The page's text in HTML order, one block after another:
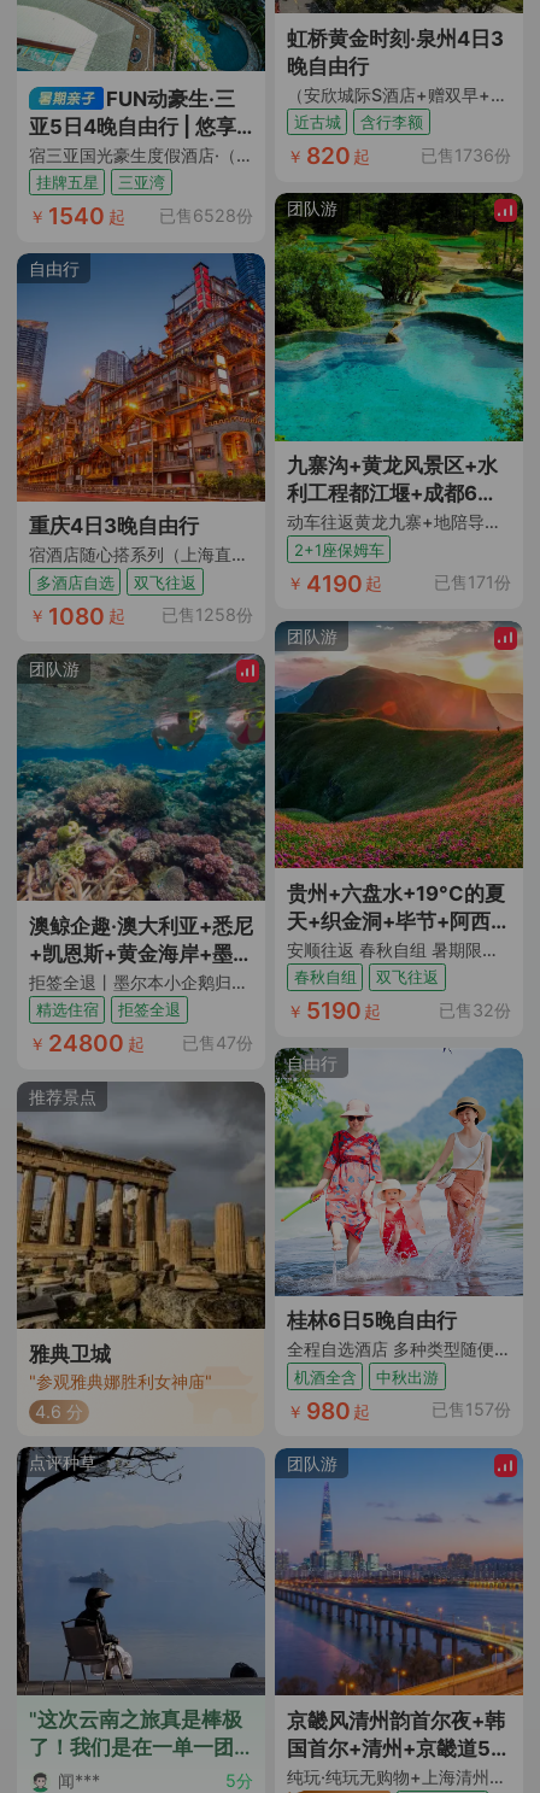
FUN动豪生·三
亚5日4晚自由行 | 悠享
慢活假期
宿三亚国光豪生度假酒店·（含双早+免税店折扣券及班车）
挂牌五星 三亚湾
￥ 1540 起 已售6528份
自由行
重庆4日3晚自由行
宿酒店随心搭系列（上海直飞重庆 酒店任选3晚连住｜多酒店多房型可选）
多酒店自选 双飞往返
￥ 1080 起 已售1258份
团队游
澳鲸企趣·澳大利亚+悉尼
+凯恩斯+黄金海岸+墨尔
本10日跟团游
拒签全退丨墨尔本小企鹅归巢+悉尼出海观鲸/游船晚餐+凯恩斯大堡礁+天堂农庄抱考拉合照+歌剧院入内及中文讲解+蓝山公园国家公园+热带雨林水陆战车+黄金海岸直升机+打卡大洋路十二使徒岩丨精选酒店+升级2晚五钻+赠WiFi+旅游险
精选住宿 拒签全退
￥ 24800 起 已售47份
推荐景点
雅典卫城
"参观雅典娜胜利女神庙"
4.6 分
点评种草
"这次云南之旅真是棒极
了！我们是在一单一团
的基础上出发的，丽江
闻*** 5分
度游的朋友们，真是太
值了！"
虹桥黄金时刻·泉州4日3
晚自由行
（安欣城际S酒店+赠双早+地理位置优越邻美食街+近古城开元寺+含托运行李额）
近古城 含行李额
￥ 820 起 已售1736份
团队游
九寨沟+黄龙风景区+水
利工程都江堰+成都6日
跟团游
动车往返黄龙九寨+地陪导游陪同 DIY行程二选一 行程2+1座保姆车 全程入住网评5钻酒店+2晚连住九寨沟沟口
2+1座保姆车
￥ 4190 起 已售171份
团队游
贵州+六盘水+19°C的夏
天+织金洞+毕节+阿西里
西韭菜坪+海坪彝族文化
小镇+玉舍国家森林公园
+乌蒙大草原+三线建设
树大瀑布+天龙屯堡+安
顺往返8日跟团游 | 乡村
度假
安顺往返 春秋自组 暑期限定丨满20人升级2+1旅游车+经典黄果树/毕节/六盘水环线游 赠送上海市区送浦东机场服务
春秋自组 双飞往返
￥ 5190 起 已售32份
自由行
桂林6日5晚自由行
全程自选酒店 多种类型随便选 桂林阳朔随心选
机酒全含 中秋出游
￥ 980 起 已售157份
团队游
京畿风清州韵首尔夜+韩
国首尔+清州+京畿道5日
4晚跟团游
纯玩·纯玩无购物+上海清州直飞往返+全程五花特二级酒店含早入住+韩服体验+国立清州博物馆+镇川笼桥+非遗水原华城+景福宫+特别赠送精彩涂鸦秀+韩国团体签证